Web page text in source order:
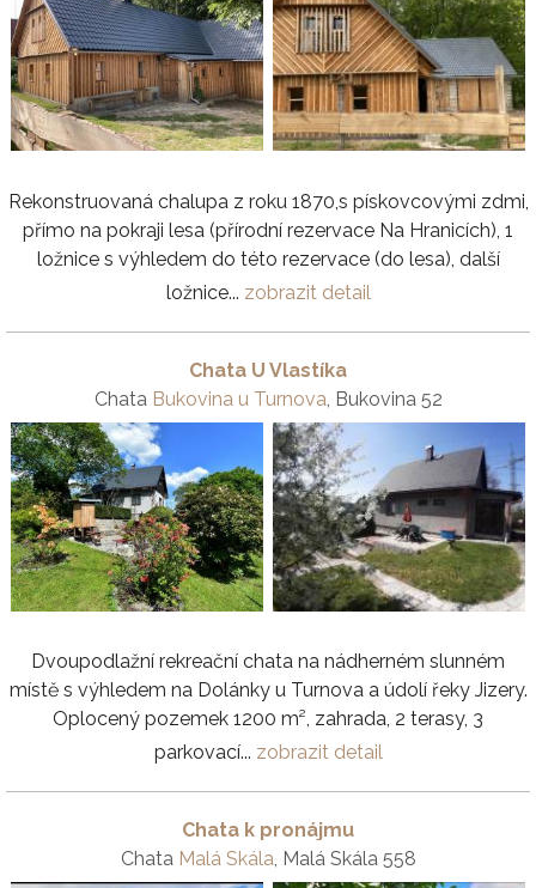
Rekonstruovaná chalupa z roku 1870,s pískovcovými zdmi,
přímo na pokraji lesa (přírodní rezervace Na Hranicích), 1
ložnice s výhledem do této rezervace (do lesa), další
ložnice... zobrazit detail
Chata U Vlastíka
Chata Bukovina u Turnova , Bukovina 52
Dvoupodlažní rekreační chata na nádherném slunném
místě s výhledem na Dolánky u Turnova a údolí řeky Jizery.
Oplocený pozemek 1200 m², zahrada, 2 terasy, 3
parkovací... zobrazit detail
Chata k pronájmu
Chata Malá Skála , Malá Skála 558